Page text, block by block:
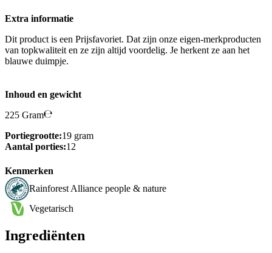
Extra informatie
Dit product is een Prijsfavoriet. Dat zijn onze eigen-merkproducten
van topkwaliteit en ze zijn altijd voordelig. Je herkent ze aan het
blauwe duimpje.
Inhoud en gewicht
225 Gram
Portiegrootte:19 gram
Aantal porties:12
Kenmerken
Rainforest Alliance people & nature
Vegetarisch
Ingrediënten